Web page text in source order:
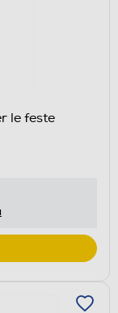
le feste